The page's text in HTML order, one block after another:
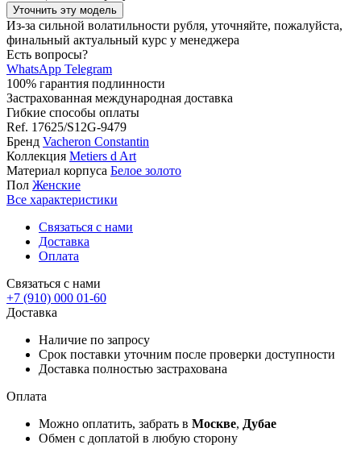
Уточнить эту модель
Из-за сильной волатильности рубля, уточняйте, пожалуйста,
финальный актуальный курс у менеджера
Есть вопросы?
WhatsApp Telegram
100% гарантия подлинности
Застрахованная международная доставка
Гибкие способы оплаты
Ref. 17625/S12G-9479
Бренд Vacheron Constantin
Коллекция Metiers d Art
Материал корпуса Белое золото
Пол Женские
Все характеристики
Связаться с нами
Доставка
Оплата
Связаться с нами
+7 (910) 000 01-60
Доставка
Наличие по запросу
Срок поставки уточним после проверки доступности
Доставка полностью застрахована
Оплата
Можно оплатить, забрать в Москве, Дубае
Обмен с доплатой в любую сторону